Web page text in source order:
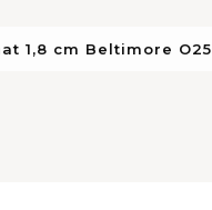
1,8 cm Beltimore O25